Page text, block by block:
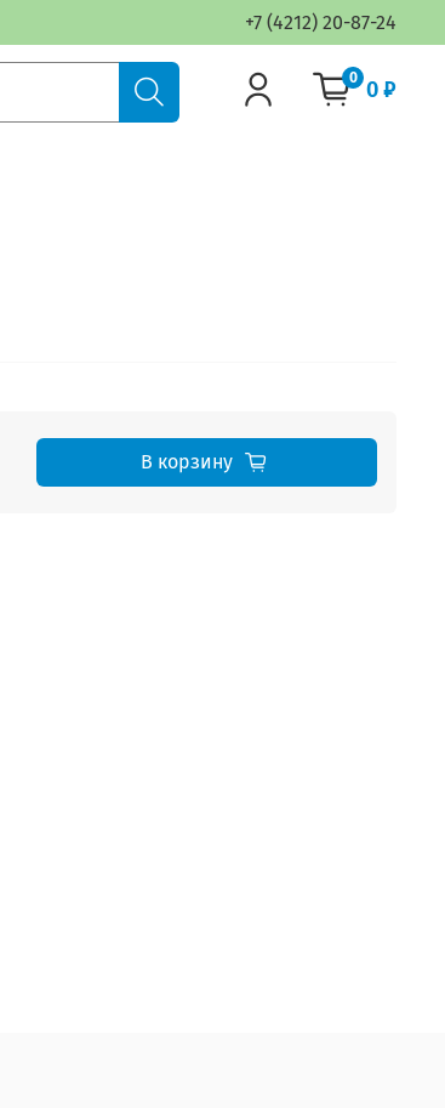
+7 (4212) 20-87-24
0 0 ₽
В корзину